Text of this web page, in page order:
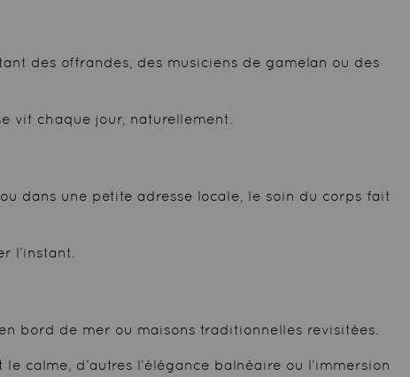
des offrandes, des musiciens de gamelan ou des
vit chaque jour, naturellement.
dans une petite adresse locale, le soin du corps fait
l’instant.
bord de mer ou maisons traditionnelles revisitées.
calme, d’autres l’élégance balnéaire ou l’immersion